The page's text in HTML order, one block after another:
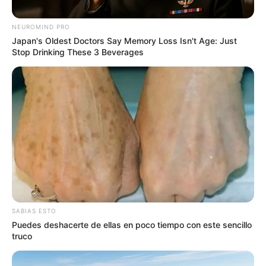
Fedetranscarga (captura de video)
Fedetranscarga le pidió al Gobierno mantener los
subsidios sobre los combustibles.
Por:Adriana Cuestas
Septiembre 13, 2024
NEUROMIND PRO
Japan's Oldest Doctors Say Memory Loss Isn't Age: Just
Stop Drinking These 3 Beverages
SABIAS ESTO
Puedes deshacerte de ellas en poco tiempo con este sencillo
truco